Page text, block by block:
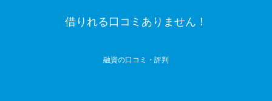
借りれる口コミありません！
融資の口コミ・評判